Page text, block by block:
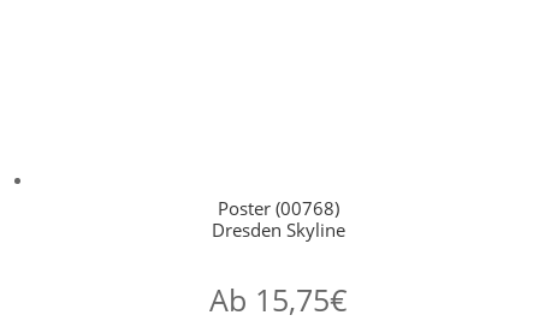
Poster (00768)
Dresden Skyline
Ab 15,75€